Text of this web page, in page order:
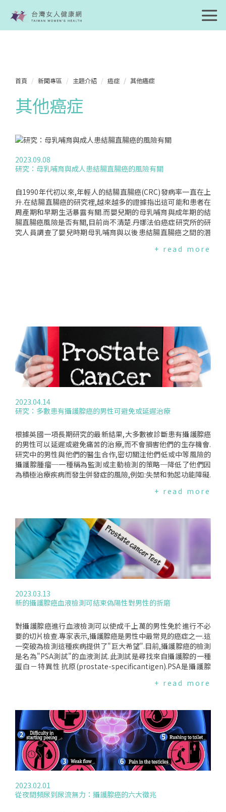
首頁 新聞專區 主題介紹 癌症 其他癌症
其他癌症
2023.09.08
研究：母乳哺育與成人患結腸直腸癌的風險有關
自1990年代初以來,年輕人的結腸直腸癌(CRC)發病率一直在上
升.在結腸直腸癌的研究裡,越來越多的證據指出這可能和患者在
周產期和早期生活暴露有關.而嬰兒期的母乳哺育與成年期的結
腸直腸癌風險是否有關,目前尚不清楚.丹娜法伯癌症研究所的研
究人員調查了嬰兒時期母乳哺育與以後患結腸直腸癌之間的潛
8,696名27-93歲女性數據.研究發現,嬰兒時期接受母乳哺育會
在降低風險干預措施的制定.該論文發表在《臨床胃腸病學和肝
病學》編譯來源:EurekAlert!(2023.09.06)、AGA(2023.05)
+ read more
2023.04.14
研究：多數患有攝護腺癌的男性可避免或延遲治療
根據英國一項長期研究的最新結果,大多數被診斷患有攝護腺癌
的男性可以延遲或避免痛苦的治療,而不會損害他們的生存機會.
研究中的男性與他們的醫生合作,密切關注他們低或中等風險的
攝護腺腫瘤─一種稱為監測或主動檢測的策略─降低了他們因
為積極治療疾病而發生併發症的風險,例如:失禁和勃起功能障礙.
男性高.該研究的主要作者UniversityofOxford的泌尿外科教授
適用於患有高風險和高惡性攝護腺癌的男性.這些侵襲性癌症約
佔所有攝護腺癌的15%,仍然需要及時治療.治療對生存沒有影響
該試驗追踪了1999年至2009年間在英國被診斷患有攝護腺癌的
1,600多名男性.當時他們的癌症都沒有轉移到身體的其他部位.
為了衡量和比較每種治療的有效性,當他們加入時,這些人被隨機
分配到三組之一:積極監測或使用定期做PSA測試、放射療法或
癌死亡率都很低.到2020年,少於3%的人死於攝護腺癌(45名男
性).三組之間的攝護腺癌死亡率沒有顯著差異:主動監測組3.
低的常見癌症在台灣,根據2019年衛生福利部癌症登記報告,攝
護腺癌是男性10大癌症發生率為第5位；死亡率的排名於男性為
第7位.大多數攝護腺癌生長非常緩慢.局限於攝護腺的腫瘤通常
至少需要10年才能引起明顯的症狀.這項已經進行了二十多年的
研究證實了在此期間許多醫生和研究人員已經意識到的事情:大
造成傷害,且多不需要治療.當更少的治療是更好的護理…據估
其他研究估計,每5名被診斷患有攝護腺癌的男性中就有1到2人
接受了過度治療.攝護腺癌過度治療的危害已得到充分證明,併發
症包括:失禁、勃起功能障礙、性能力喪失及焦慮和抑鬱.此研究
帶來的重要訊息JohnsHopkinsUniversity泌尿學和腫瘤學教
授BruceTrock博士說:"當對男性進行仔細評估他們的風險時,你
可以延遲或避免治療,而不會錯過治愈大部分患者的機會."然而,
攝護腺癌通常是正確的做法.研究者UniversityofBristol的Dr.Je
nnyDonovan說:"我們希望臨床醫生會做的是使用我們在這些
+ read more
2023.03.13
新的攝護腺癌血液檢測可結束偽陽性對男性的折磨
對攝護腺癌進行血液檢測可以使成千上萬的男性免於進行不必
要的切片檢查.專家表示,攝護腺癌是男性中最常見的癌症之一.這
一突破為檢測這種疾病提供了"巨大希望".目前,攝護腺癌的檢測
是名為"PSA測試"的血液測試.此測試是尋找來自攝護腺的一種
蛋白－特異性抗原(prostate-specificantigen).PSA是攝護腺
體液中也可以檢測到它.所以,檢測的偽陽性高.新的血液檢測新檢
驗,比如攝護腺肥大或泌尿系統症狀.這些人中有三分之一後來被
發現患有攝護腺癌,而三分之二的人患有良性攝護腺疾病.此項新
的檢測在疑似攝護腺癌的男性中發現的陽性病例準確度達91%.
對於沒有攝護腺癌的男性,它的偽陽性結果是"零".因此,可以讓
數千人免於因為錯誤的PSA結果而進行的痛苦、不必要的切片
檢查或MRI掃描.英國攝護腺癌的專家SimonGrieveson說:"近年
ember正在聯合資助一項研究,研究這是否也有助於確定患有攝
護腺癌的男性的最佳治療方法.癌症仍局限於攝護腺.""這些結果
+ read more
2023.02.01
從夜間頻尿到尿流無力：攝護腺癌的六大徵兆